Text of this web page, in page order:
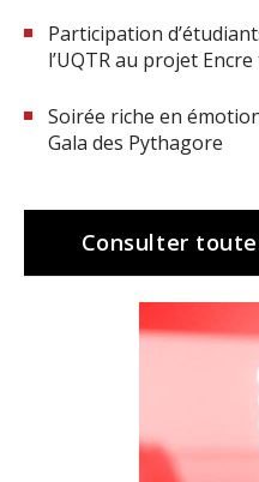
Participation
l’UQTR au projet
Soirée riche en
Gala des Pythagore
Consulter